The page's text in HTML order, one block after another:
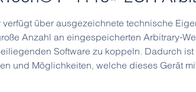
über ausgezeichnete technische
Anzahl an eingespeicherten Arbitrary-
Software zu koppeln. Dadurch
und Möglichkeiten, welche dieses Gerät